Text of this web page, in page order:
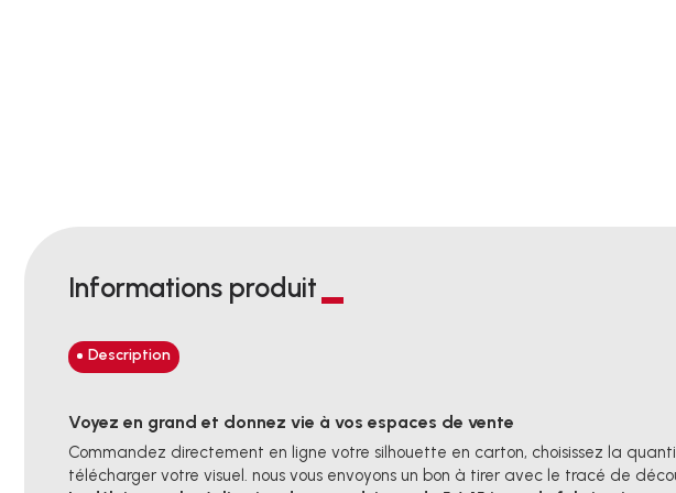
Informations produit
Description
Voyez en grand et donnez vie à vos espaces de vente
Commandez directement en ligne votre silhouette en carton, choisissez la
télécharger votre visuel. nous vous envoyons un bon à tirer avec le tracé de